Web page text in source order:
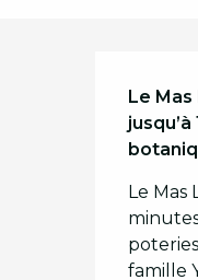
Le Mas
Le Mas
famille